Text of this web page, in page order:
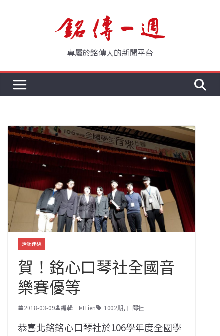
專屬於銘傳人的新聞平台
活動連線
賀！銘心口琴社全國音
樂賽優等
2018-03-09 編輯｜MITien 1002期, 口琴社
恭喜北銘銘心口琴社於106學年度全國學